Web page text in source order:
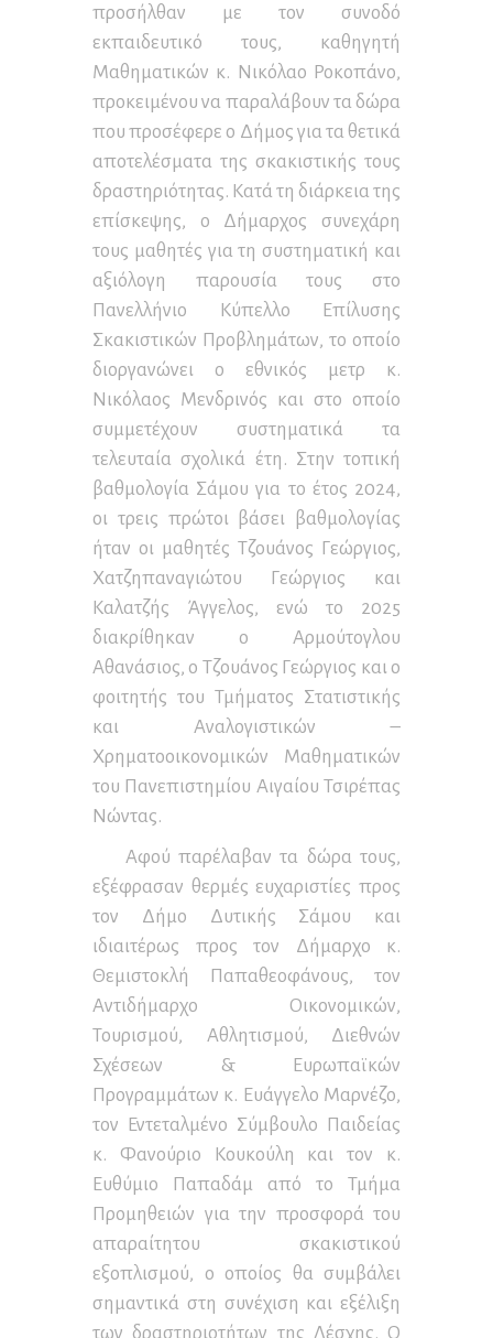
προσήλθαν με τον συνοδό
εκπαιδευτικό τους, καθηγητή
Μαθηματικών κ. Νικόλαο Ροκοπάνο,
προκειμένου να παραλάβουν τα δώρα
που προσέφερε ο Δήμος για τα θετικά
αποτελέσματα της σκακιστικής τους
δραστηριότητας. Κατά τη διάρκεια της
επίσκεψης, ο Δήμαρχος συνεχάρη
τους μαθητές για τη συστηματική και
αξιόλογη παρουσία τους στο
Πανελλήνιο Κύπελλο Επίλυσης
Σκακιστικών Προβλημάτων, το οποίο
διοργανώνει ο εθνικός μετρ κ.
Νικόλαος Μενδρινός και στο οποίο
συμμετέχουν συστηματικά τα
τελευταία σχολικά έτη. Στην τοπική
βαθμολογία Σάμου για το έτος 2024,
οι τρεις πρώτοι βάσει βαθμολογίας
ήταν οι μαθητές Τζουάνος Γεώργιος,
Χατζηπαναγιώτου Γεώργιος και
Καλατζής Άγγελος, ενώ το 2025
διακρίθηκαν ο Αρμούτογλου
Αθανάσιος, ο Τζουάνος Γεώργιος και ο
φοιτητής του Τμήματος Στατιστικής
και Αναλογιστικών –
Χρηματοοικονομικών Μαθηματικών
του Πανεπιστημίου Αιγαίου Τσιρέπας
Νώντας.
Αφού παρέλαβαν τα δώρα τους,
εξέφρασαν θερμές ευχαριστίες προς
τον Δήμο Δυτικής Σάμου και
ιδιαιτέρως προς τον Δήμαρχο κ.
Θεμιστοκλή Παπαθεοφάνους, τον
Αντιδήμαρχο Οικονομικών,
Τουρισμού, Αθλητισμού, Διεθνών
Σχέσεων & Ευρωπαϊκών
Προγραμμάτων κ. Ευάγγελο Μαρνέζο,
τον Εντεταλμένο Σύμβουλο Παιδείας
κ. Φανούριο Κουκούλη και τον κ.
Ευθύμιο Παπαδάμ από το Τμήμα
Προμηθειών για την προσφορά του
απαραίτητου σκακιστικού
εξοπλισμού, ο οποίος θα συμβάλει
σημαντικά στη συνέχιση και εξέλιξη
των δραστηριοτήτων της Λέσχης. Ο